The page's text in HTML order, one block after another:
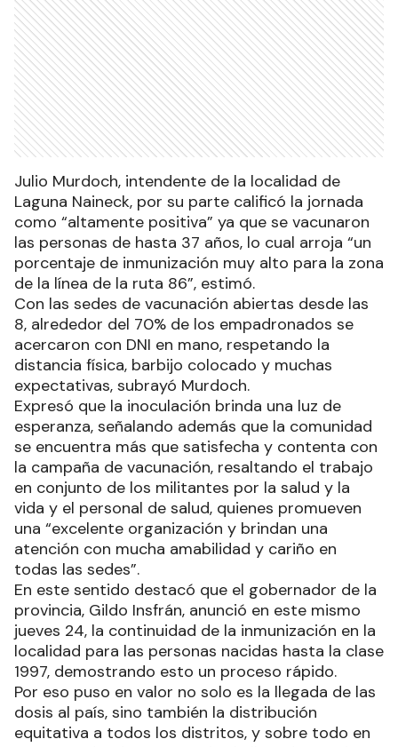
Julio Murdoch, intendente de la localidad de
Laguna Naineck, por su parte calificó la jornada
como “altamente positiva” ya que se vacunaron
las personas de hasta 37 años, lo cual arroja “un
porcentaje de inmunización muy alto para la zona
de la línea de la ruta 86”, estimó.
Con las sedes de vacunación abiertas desde las
8, alrededor del 70% de los empadronados se
acercaron con DNI en mano, respetando la
distancia física, barbijo colocado y muchas
expectativas, subrayó Murdoch.
Expresó que la inoculación brinda una luz de
esperanza, señalando además que la comunidad
se encuentra más que satisfecha y contenta con
la campaña de vacunación, resaltando el trabajo
en conjunto de los militantes por la salud y la
vida y el personal de salud, quienes promueven
una “excelente organización y brindan una
atención con mucha amabilidad y cariño en
todas las sedes”.
En este sentido destacó que el gobernador de la
provincia, Gildo Insfrán, anunció en este mismo
jueves 24, la continuidad de la inmunización en la
localidad para las personas nacidas hasta la clase
1997, demostrando esto un proceso rápido.
Por eso puso en valor no solo es la llegada de las
dosis al país, sino también la distribución
equitativa a todos los distritos, y sobre todo en